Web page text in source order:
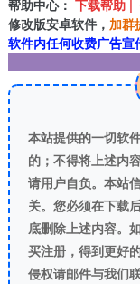
帮助中心： 下载帮助 |
修改版安卓软件， 加群
软件内任何收费广告宣
本站提供的一切软
的；不得将上述内
请用户自负。本站
关。您必须在下载
底删除上述内容。
买注册，得到更好
侵权请邮件与我们